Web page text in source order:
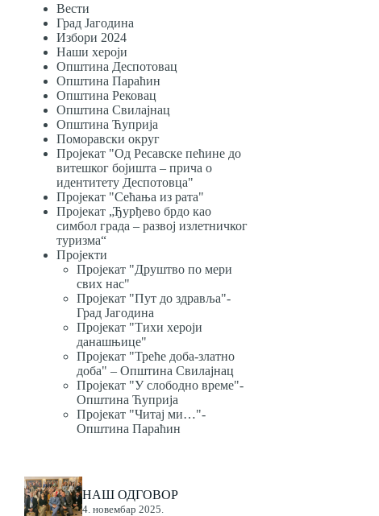
Вести
Град Јагодина
Избори 2024
Наши хероји
Општина Деспотовац
Општина Параћин
Општина Рековац
Општина Свилајнац
Општина Ћуприја
Поморавски округ
Пројекат "Од Ресавске пећине до
витешког бојишта – прича о
идентитету Деспотовца"
Пројекат "Сећања из рата"
Пројекат „Ђурђево брдо као
симбол града – развој излетничког
туризма“
Пројекти
Пројекат "Друштво по мери
свих нас"
Пројекат "Пут до здравља"-
Град Јагодина
Пројекат "Тихи хероји
данашњице"
Пројекат "Треће доба-златно
доба" – Општина Свилајнац
Пројекат "У слободно време"-
Општина Ћуприја
Пројекат "Читај ми…"-
Општина Параћин
НАШ ОДГОВОР
4. новембар 2025.